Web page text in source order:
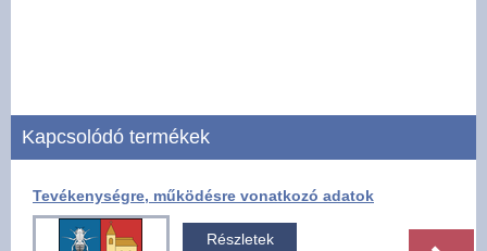
Közérdekű adatok -
Galéria
Kapcsolódó termékek
Tevékenységre, működésre vonatkozó adatok
Részletek